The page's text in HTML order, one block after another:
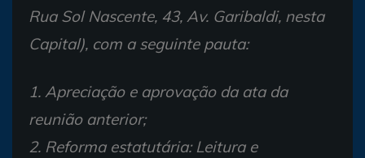
Rua Sol Nascente, 43, Av. Garibaldi, nesta
Capital), com a seguinte pauta:
1. Apreciação e aprovação da ata da
reunião anterior;
2. Reforma estatutária: Leitura e